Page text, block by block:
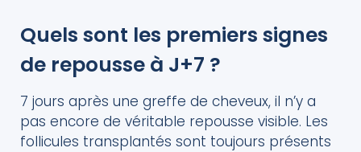
Quels sont les premiers signes
de repousse à J+7 ?
7 jours après une greffe de cheveux, il n’y a
pas encore de véritable repousse visible. Les
follicules transplantés sont toujours présents